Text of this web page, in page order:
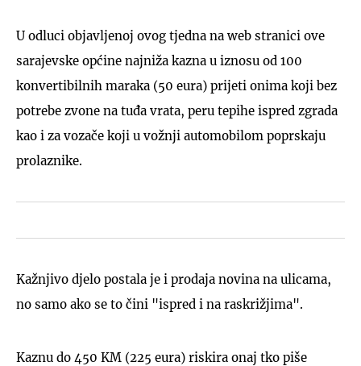
U odluci objavljenoj ovog tjedna na web stranici ove
sarajevske općine najniža kazna u iznosu od 100
konvertibilnih maraka (50 eura) prijeti onima koji bez
potrebe zvone na tuđa vrata, peru tepihe ispred zgrada
kao i za vozače koji u vožnji automobilom poprskaju
prolaznike.
Kažnjivo djelo postala je i prodaja novina na ulicama,
no samo ako se to čini "ispred i na raskrižjima".
Kaznu do 450 KM (225 eura) riskira onaj tko piše